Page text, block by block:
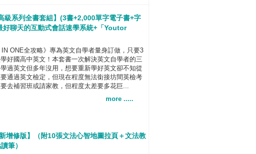
系列全書套組】(3書+2,000單字電子書+字
聊天的互動式會話速學系統+「Youtor
IN ONE全攻略》專為英文自學者量身訂做，只要3
好國高中英文！本套書一次解決英文自學者的三
過英文但多年沒用，想要重新學好英文卻不知從
通過英文檢定，但現在程度無法銜接坊間英檢考
去補習班或請家教，但程度太差要多花巨...
more .....
增修版】（附10張文法心智地圖拉頁＋文法教
筆）